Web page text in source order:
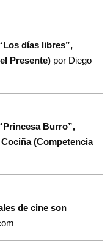
días libres”,
Presente) por Diego
Burro”,
(Competencia
de cine son